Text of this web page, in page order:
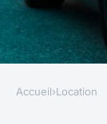
Accueil›Location